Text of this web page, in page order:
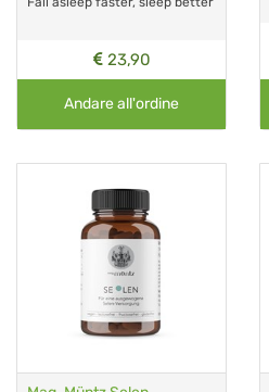
23,90
Andare all'ordine